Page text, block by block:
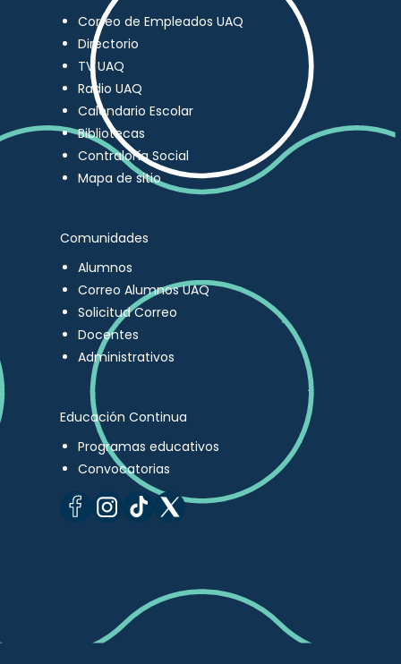
Correo de Empleados UAQ
Directorio
TV UAQ
Radio UAQ
Calendario Escolar
Bibliotecas
Contraloría Social
Mapa de sitio
Comunidades
Alumnos
Correo Alumnos UAQ
Solicitud Correo
Docentes
Administrativos
Educación Continua
Programas educativos
Convocatorias